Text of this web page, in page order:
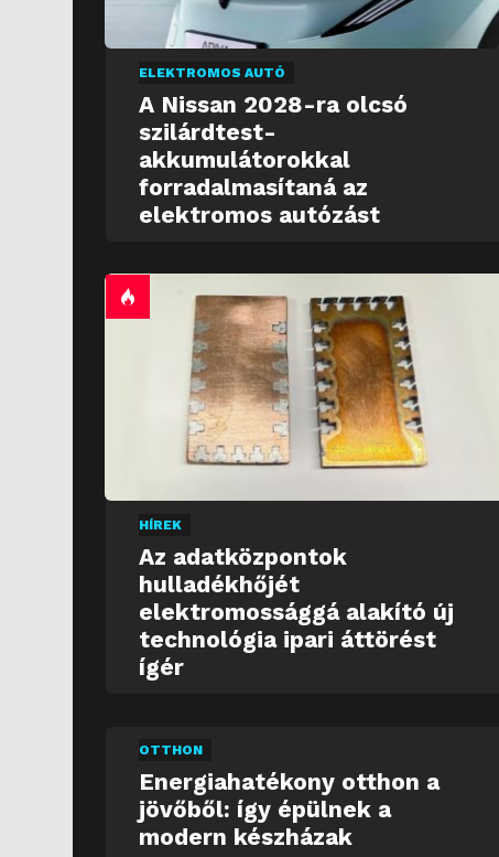
ELEKTROMOS AUTÓ
A Nissan 2028-ra olcsó
szilárdtest-
akkumulátorokkal
forradalmasítaná az
elektromos autózást
HÍREK
Az adatközpontok
hulladékhőjét
elektromossággá alakító új
technológia ipari áttörést
ígér
OTTHON
Energiahatékony otthon a
jövőből: így épülnek a
modern készházak